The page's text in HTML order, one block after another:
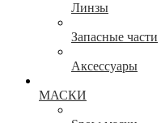
Линзы
Запасные части
Аксессуары
МАСКИ